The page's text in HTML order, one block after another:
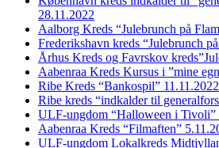
28.11.2022
Aalborg Kreds “Julebrunch på
Frederikshavn kreds “Julebrunch
Århus Kreds og Favrskov
Aabenraa Kreds Kursus i ”mine
Ribe Kreds “Bankospil” 11.11.2022
Ribe kreds “indkalder til
ULF-ungdom “Halloween i Tivoli”
Aabenraa Kreds “Filmaften”
ULF-ungdom Lokalkreds